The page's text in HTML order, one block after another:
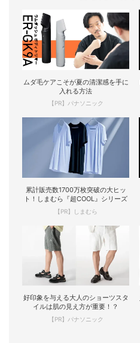
ムダ毛ケアこそが夏の清潔感を手に
入れる方法
【PR】パナソニック
累計販売数1700万枚突破の大ヒッ
ト！しまむら『超COOL』シリーズ
【PR】しまむら
好印象を与える大人のショーツスタ
イルは肌の見え方が重要！？
【PR】パナソニック